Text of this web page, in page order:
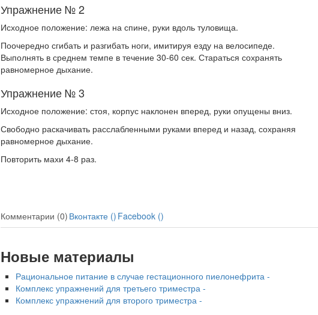
Упражнение № 2
Исходное положение: лежа на спине, руки вдоль туловища.
Поочередно сгибать и разгибать ноги, имитируя езду на велосипеде.
Выполнять в среднем темпе в течение 30-60 сек. Стараться сохранять
равномерное дыхание.
Упражнение № 3
Исходное положение: стоя, корпус наклонен вперед, руки опущены вниз.
Свободно раскачивать расслабленными руками вперед и назад, сохраняя
равномерное дыхание.
Повторить махи 4-8 раз.
Комментарии (0) Вконтакте () Facebook ()
Новые материалы
Рациональное питание в случае гестацион­ного пиелонефрита -
Комплекс упражнений для третьего триместра -
Комплекс упражнений для второго триместра -